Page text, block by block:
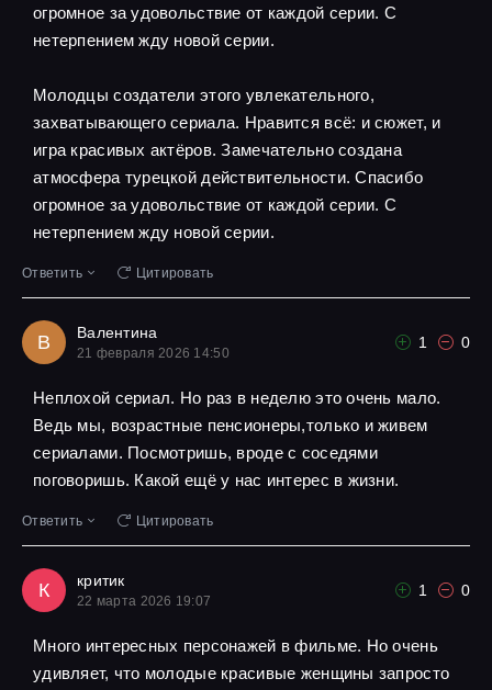
огромное за удовольствие от каждой серии. С
нетерпением жду новой серии.
Молодцы создатели этого увлекательного,
захватывающего сериала. Нравится всё: и сюжет, и
игра красивых актёров. Замечательно создана
атмосфера турецкой действительности. Спасибо
огромное за удовольствие от каждой серии. С
нетерпением жду новой серии.
Ответить Цитировать
В Валентина
21 февраля 2026 14:50
1 0
Неплохой сериал. Но раз в неделю это очень мало.
Ведь мы, возрастные пенсионеры,только и живем
сериалами. Посмотришь, вроде с соседями
поговоришь. Какой ещё у нас интерес в жизни.
Ответить Цитировать
К критик
22 марта 2026 19:07
1 0
Много интересных персонажей в фильме. Но очень
удивляет, что молодые красивые женщины запросто